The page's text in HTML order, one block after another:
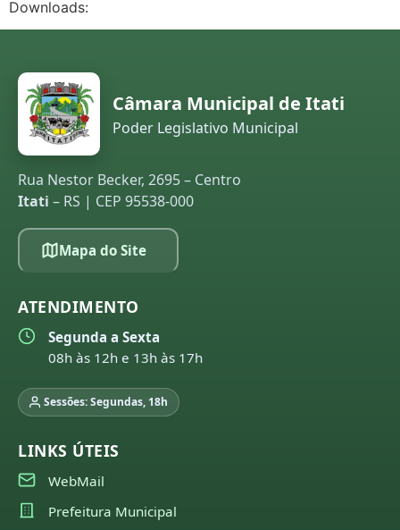
Downloads:
Câmara Municipal de Itati
Poder Legislativo Municipal
Rua Nestor Becker, 2695 – Centro
Itati – RS | CEP 95538-000
Mapa do Site
ATENDIMENTO
Segunda a Sexta
08h às 12h e 13h às 17h
Sessões: Segundas, 18h
LINKS ÚTEIS
WebMail
Prefeitura Municipal